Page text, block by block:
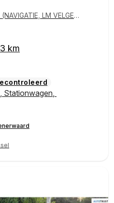
LM VELGE
km
, Stationwagen,